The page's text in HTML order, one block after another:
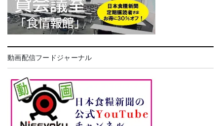
動画配信フードジャーナル